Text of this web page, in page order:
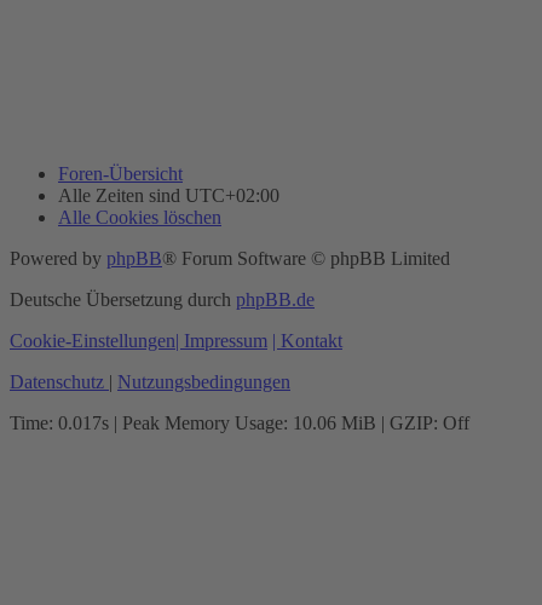
Foren-Übersicht
Alle Zeiten sind UTC+02:00
Alle Cookies löschen
Powered by phpBB® Forum Software © phpBB Limited
Deutsche Übersetzung durch phpBB.de
Cookie-Einstellungen| Impressum | Kontakt
Datenschutz | Nutzungsbedingungen
Time: 0.017s | Peak Memory Usage: 10.06 MiB | GZIP: Off